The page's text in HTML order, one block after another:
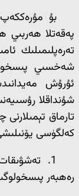
بۇ
پەقەتلا ھەربىي
تەرەپلىمىلىك
شەخسىي
ئۇرۇش
شۇنداقلا
تارماق تېمىلارنى
كەلگۈسى
1.
رەھبەر